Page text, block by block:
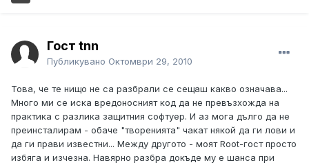
Гост tnn
Публикувано Октомври 29, 2010
Това, че те нищо не са разбрали се сещаш какво означава...
Много ми се иска вредоносният код да не превъзхожда на
практика с разлика защитния софтуер. И аз мога дълго да не
преинсталирам - обаче "творенията" чакат някой да ги лови и
да ги прави известни... Между другото - моят Root-гост просто
избяга и изчезна. Навярно разбра докъде му е шанса при